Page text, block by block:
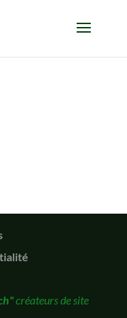
créateurs de site